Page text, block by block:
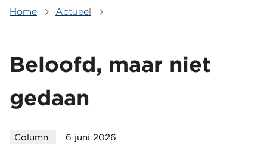
gaan
Home Actueel
Beloofd, maar niet
gedaan
Column 6 juni 2026